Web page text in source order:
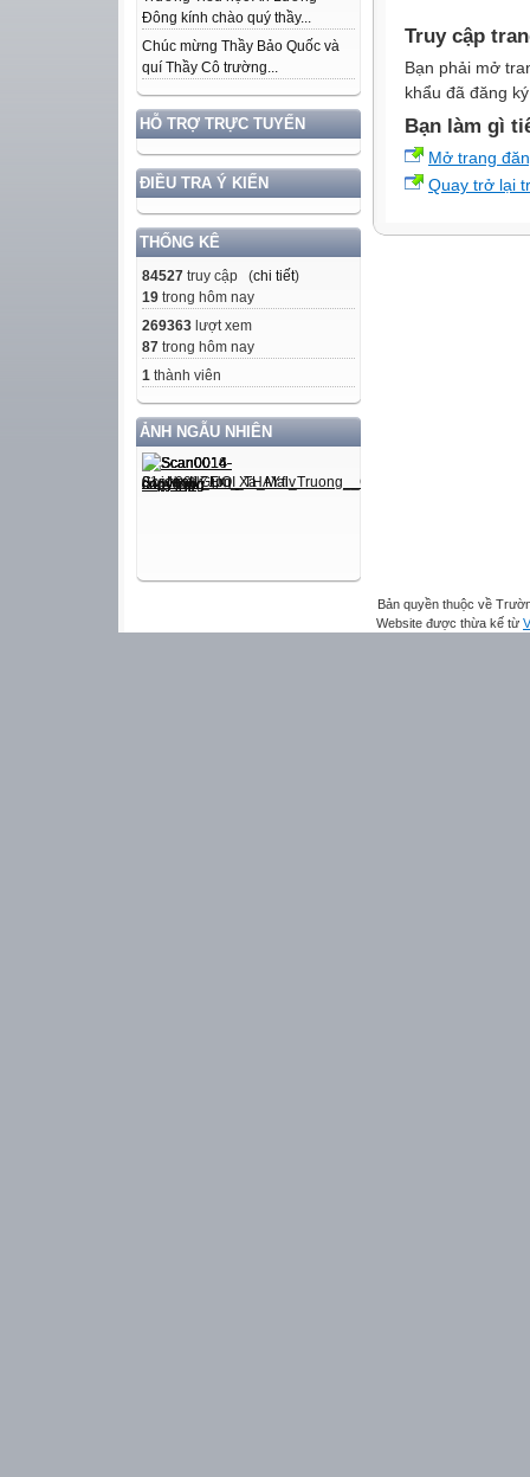
Đông kính chào quý thầy...
Chúc mừng Thầy Bảo Quốc và
quí Thầy Cô trường...
HỖ TRỢ TRỰC TUYẾN
ĐIỀU TRA Ý KIẾN
THỐNG KÊ
84527 truy cập (chi tiết)
19 trong hôm nay
269363 lượt xem
87 trong hôm nay
1 thành viên
ẢNH NGẪU NHIÊN
Truy cập
Bạn phải mở
khẩu đã đăng
Bạn làm gì
Mở trang
Quay trở lại
Bản quyền thuộc về
Website được thừa kế từ